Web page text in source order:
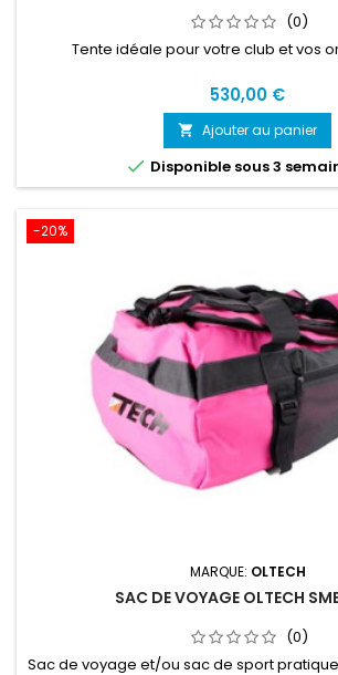
(0)
Tente idéale pour votre club et vos
530,00 €
 Ajouter au panier
 Disponible sous 3
-20%
MARQUE: OLTECH
SAC DE VOYAGE OLTECH
(0)
Sac de voyage et/ou sac de sport